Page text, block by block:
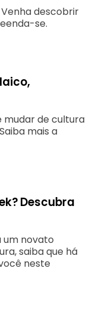
Venha descobrir
se.
mudar de cultura
mais a
Descubra
um novato
saiba que há
neste